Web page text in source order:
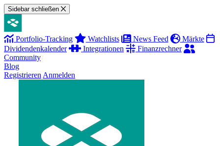
Sidebar schließen
Portfolio-Tracking Watchlists News Feed
Märkte
Dividendenkalender
Integrationen
Finanzrechner
Community
Blog
Registrieren Anmelden